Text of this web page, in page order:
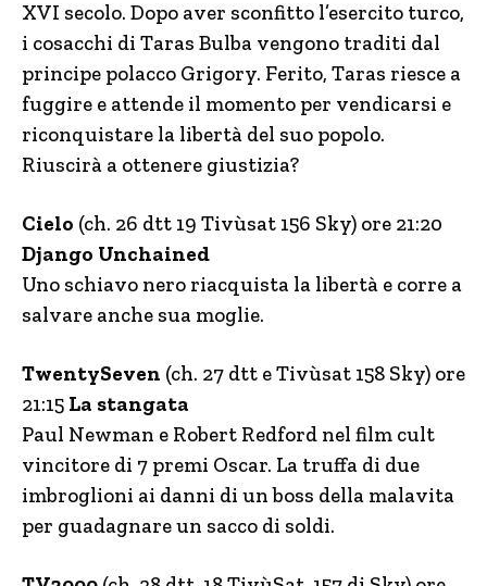
XVI secolo. Dopo aver sconfitto l’esercito turco,
i cosacchi di Taras Bulba vengono traditi dal
principe polacco Grigory. Ferito, Taras riesce a
fuggire e attende il momento per vendicarsi e
riconquistare la libertà del suo popolo.
Riuscirà a ottenere giustizia?
Cielo (ch. 26 dtt 19 Tivùsat 156 Sky) ore 21:20
Django Unchained
Uno schiavo nero riacquista la libertà e corre a
salvare anche sua moglie.
TwentySeven (ch. 27 dtt e Tivùsat 158 Sky) ore
21:15 La stangata
Paul Newman e Robert Redford nel film cult
vincitore di 7 premi Oscar. La truffa di due
imbroglioni ai danni di un boss della malavita
per guadagnare un sacco di soldi.